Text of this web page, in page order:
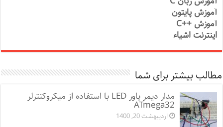
آموزش پایتون
آموزش ++C
اینترنت اشیاء
مطالب بیشتر برای شما
مدار دیمر پاور LED با استفاده از میکروکنترلر
ATmega32
اردیبهشت 20, 1400